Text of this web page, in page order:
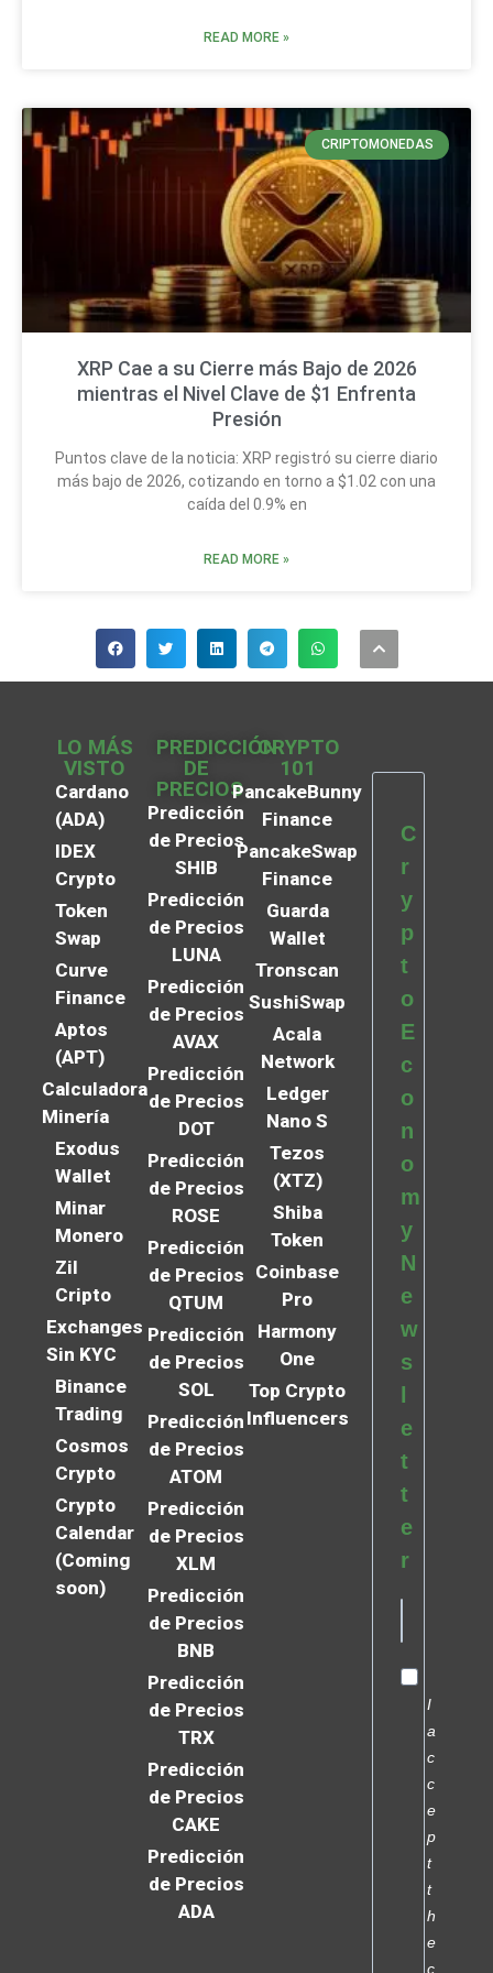
READ MORE »
CRIPTOMONEDAS
XRP Cae a su Cierre más Bajo de 2026
mientras el Nivel Clave de $1 Enfrenta
Presión
Puntos clave de la noticia: XRP registró su cierre diario
más bajo de 2026, cotizando en torno a $1.02 con una
caída del 0.9% en
READ MORE »
LO MÁS
VISTO
Cardano
(ADA)
IDEX
Crypto
Token
Swap
Curve
Finance
Aptos
(APT)
Calculadora
Minería
Exodus
Wallet
Minar
Monero
Zil
Cripto
Exchanges
Sin KYC
Binance
Trading
Cosmos
Crypto
Crypto
Calendar
(Coming
soon)
PREDICCIÓN
DE
PRECIOS
Predicción
de Precios
SHIB
Predicción
de Precios
LUNA
Predicción
de Precios
AVAX
Predicción
de Precios
DOT
Predicción
de Precios
ROSE
Predicción
de Precios
QTUM
Predicción
de Precios
SOL
Predicción
de Precios
ATOM
Predicción
de Precios
XLM
Predicción
de Precios
BNB
Predicción
de Precios
TRX
Predicción
de Precios
CAKE
Predicción
de Precios
ADA
CRYPTO
101
PancakeBunny
Finance
PancakeSwap
Finance
Guarda
Wallet
Tronscan
SushiSwap
Acala
Network
Ledger
Nano S
Tezos
(XTZ)
Shiba
Token
Coinbase
Pro
Harmony
One
Top Crypto
Influencers
C
r
y
p
t
o
E
c
o
n
o
m
y
N
e
w
s
e
t
t
e
r
I
a
c
c
e
p
t
t
h
e
c